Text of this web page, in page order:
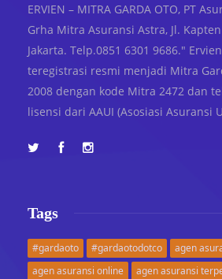
ERVIEN – MITRA GARDA OTO, PT
Grha Mitra Asuransi Astra, Jl.
Jakarta. Telp.0851 6301 9686."
teregistrasi resmi menjadi Mitra
2008 dengan kode Mitra 2472 dan
lisensi dari AAUI (Asosiasi Asuransi
Tags
#gardaoto #gardaotodotco
agen
agen asuransi online
agen asuransi